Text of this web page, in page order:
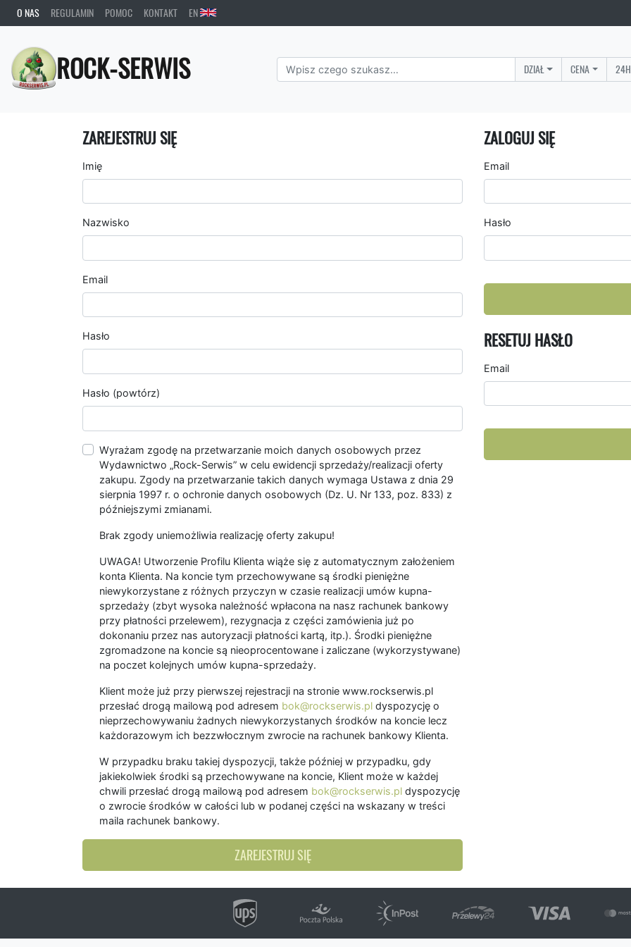
O NAS REGULAMIN POMOC KONTAKT EN
ROCK-SERWIS DZIAŁ CENA
ZAREJESTRUJ SIĘ
Imię
Nazwisko
Email
Hasło
Hasło (powtórz)
Wyrażam zgodę na przetwarzanie moich danych osobowych przez
Wydawnictwo „Rock-Serwis” w celu ewidencji sprzedaży/realizacji oferty
zakupu. Zgody na przetwarzanie takich danych wymaga Ustawa z dnia 29
sierpnia 1997 r. o ochronie danych osobowych (Dz. U. Nr 133, poz. 833) z
późniejszymi zmianami.
Brak zgody uniemożliwia realizację oferty zakupu!
UWAGA! Utworzenie Profilu Klienta wiąże się z automatycznym założeniem
konta Klienta. Na koncie tym przechowywane są środki pieniężne
niewykorzystane z różnych przyczyn w czasie realizacji umów kupna-
sprzedaży (zbyt wysoka należność wpłacona na nasz rachunek bankowy
przy płatności przelewem), rezygnacja z części zamówienia już po
dokonaniu przez nas autoryzacji płatności kartą, itp.). Środki pieniężne
zgromadzone na koncie są nieoprocentowane i zaliczane (wykorzystywane)
na poczet kolejnych umów kupna-sprzedaży.
Klient może już przy pierwszej rejestracji na stronie www.rockserwis.pl
przesłać drogą mailową pod adresem bok@rockserwis.pl dyspozycję o
nieprzechowywaniu żadnych niewykorzystanych środków na koncie lecz
każdorazowym ich bezzwłocznym zwrocie na rachunek bankowy Klienta.
W przypadku braku takiej dyspozycji, także później w przypadku, gdy
jakiekolwiek środki są przechowywane na koncie, Klient może w każdej
chwili przesłać drogą mailową pod adresem bok@rockserwis.pl dyspozycję
o zwrocie środków w całości lub w podanej części na wskazany w treści
maila rachunek bankowy.
ZAREJESTRUJ SIĘ
ZALOGUJ SIĘ
Email
Hasło
RESETUJ HASŁO
Email